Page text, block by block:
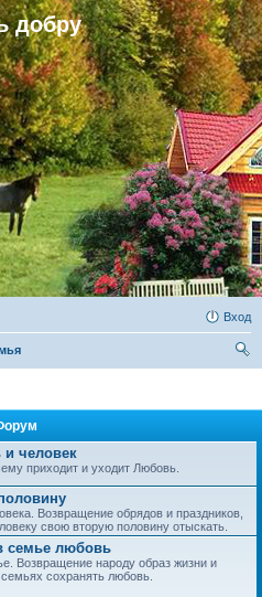
добру
Вход
человек
приходит и уходит Любовь.
Возвращение обрядов и праздников,
свою вторую половину отыскать.
семье любовь
Возвращение народу образ жизни и
сохранять любовь.